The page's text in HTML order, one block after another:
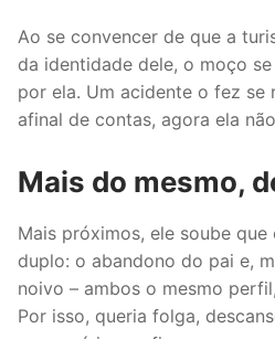
Ao se convencer de que a
da identidade dele, o moço
por ela. Um acidente o fez se
afinal de contas, agora ela
Mais do mesmo,
Mais próximos, ele soube
duplo: o abandono do pai e,
noivo – ambos o mesmo
Por isso, queria folga,